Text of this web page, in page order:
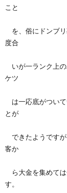
こと
を、俗にドンブリ
度合
いが一ランク上
ケツ
は一応底がついて
とが
できたようです
客か
ら大金を集めて
す。